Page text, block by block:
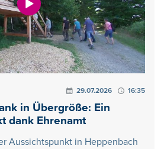
29.07.2026 16:35
in Übergröße: Ein
dank Ehrenamt
Aussichtspunkt in Heppenbach